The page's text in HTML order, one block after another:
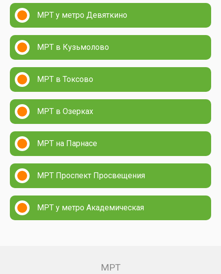
МРТ у метро Девяткино
МРТ в Кузьмолово
МРТ в Токсово
МРТ в Озерках
МРТ на Парнасе
МРТ Проспект Просвещения
МРТ у метро Академическая
МРТ